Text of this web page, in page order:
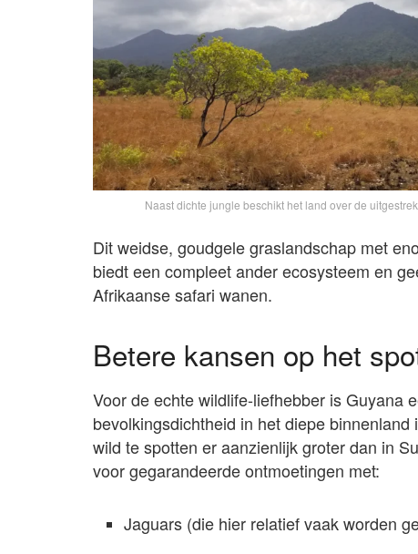
Naast dichte jungle beschikt het land over de
Dit weidse, goudgele graslandschap met
biedt een compleet ander ecosysteem en
Afrikaanse safari wanen.
Betere kansen op het
Voor de echte wildlife-liefhebber is Guyana
bevolkingsdichtheid in het diepe
wild te spotten er aanzienlijk groter dan in
voor gegarandeerde ontmoetingen met:
Jaguars (die hier relatief vaak worden